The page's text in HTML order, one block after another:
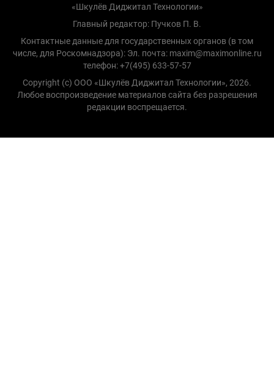
«Шкулёв Диджитал Технологии»
Главный редактор: Пучков П. В.
Контактные данные для государственных органов (в том
числе, для Роскомнадзора): Эл. почта: maxim@maximonline.ru
телефон: +7(495) 633-57-57
Copyright (с) ООО «Шкулёв Диджитал Технологии», 2026.
Любое воспроизведение материалов сайта без разрешения
редакции воспрещается.